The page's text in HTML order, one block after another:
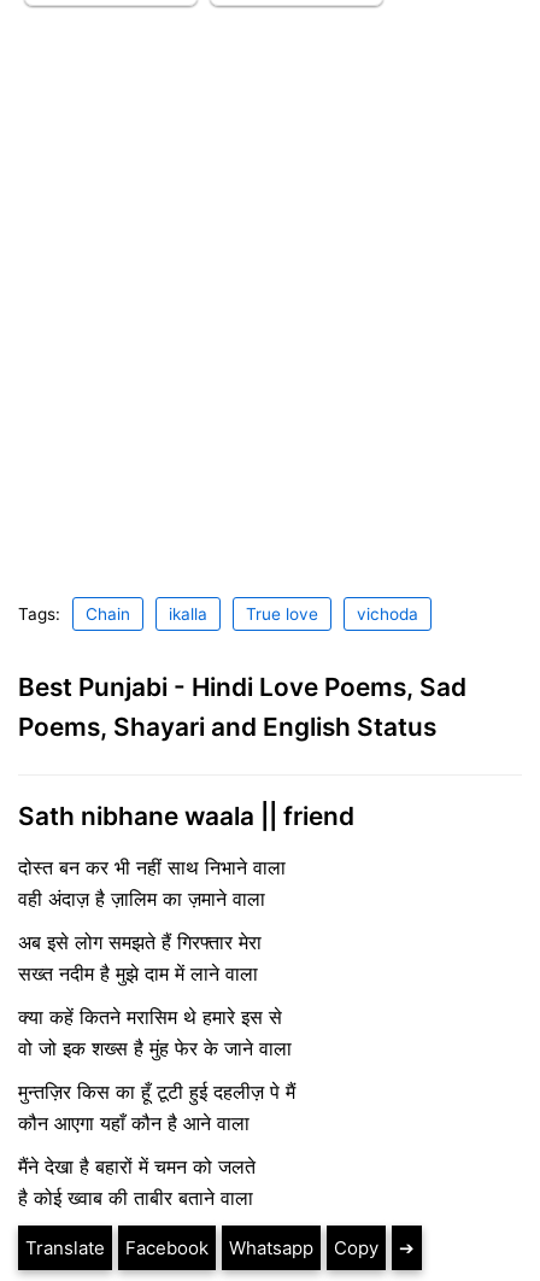
Tags: Chain ikalla True love vichoda
Best Punjabi - Hindi Love Poems, Sad
Poems, Shayari and English Status
Sath nibhane waala || friend
दोस्त बन कर भी नहीं साथ निभाने वाला
वही अंदाज़ है ज़ालिम का ज़माने वाला
अब इसे लोग समझते हैं गिरफ्तार मेरा
सख्त नदीम है मुझे दाम में लाने वाला
क्या कहें कितने मरासिम थे हमारे इस से
वो जो इक शख्स है मुंह फेर के जाने वाला
मुन्तज़िर किस का हूँ टूटी हुई दहलीज़ पे मैं
कौन आएगा यहाँ कौन है आने वाला
मैंने देखा है बहारों में चमन को जलते
है कोई ख्वाब की ताबीर बताने वाला
Translate Facebook Whatsapp Copy ➔